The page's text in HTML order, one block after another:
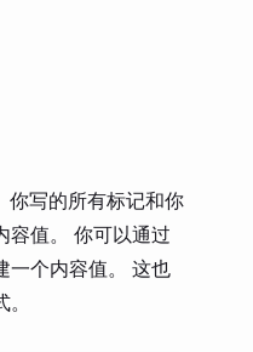
你写的所有标记和你
容值。 你可以通过
一个内容值。 这也